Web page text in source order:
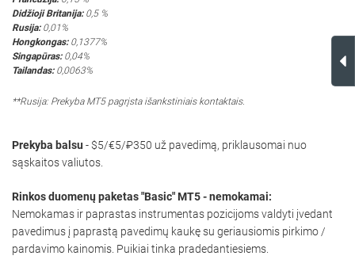
Didžioji Britanija:0,5 %
Rusija:0,01%
Hongkongas:0,1377%
Singapūras:0,04%
Tailandas:0,0063%
**Rusija: Prekyba MT5 pagrįsta išankstiniais kontaktais.
Prekyba balsu - $5/€5/₽350 už pavedimą, priklausomai nuo
sąskaitos valiutos.
Rinkos duomenų paketas "Basic" MT5 - nemokamai:
Nemokamas ir paprastas instrumentas pozicijoms valdyti įvedant
pavedimus į paprastą pavedimų kaukę su geriausiomis pirkimo /
pardavimo kainomis. Puikiai tinka pradedantiesiems.